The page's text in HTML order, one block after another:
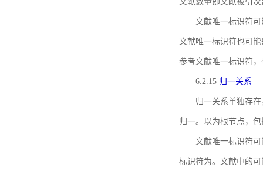
文献唯一标识符
文献唯一标识符也可
参考文献唯一标识符
6.2.15 归一关系
归一关系单独存
归一。以为根节点，
文献唯一标识符
标识符为。文献中的